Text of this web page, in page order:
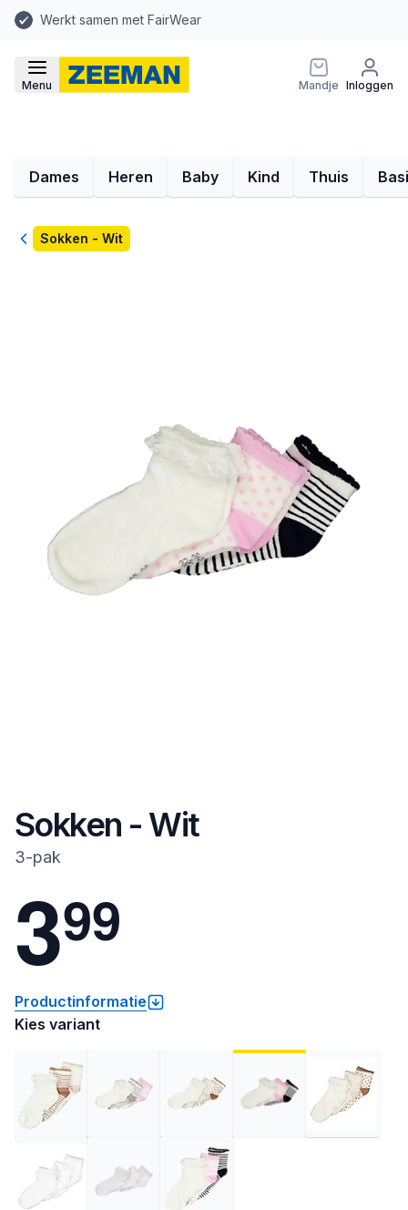
Werkt samen met FairWear
Menu Mandje Inloggen
Dames Heren Baby Kind Thuis
TerugSokken - Wit
Sokken - Wit
3-pak
399
Productinformatie
Kies variant